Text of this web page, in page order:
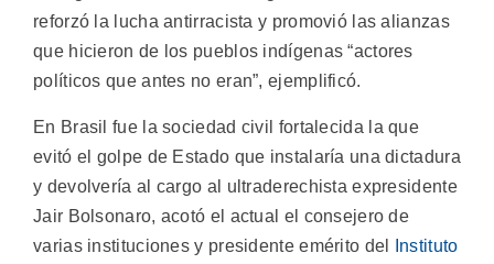
reforzó la lucha antirracista y promovió las alianzas
que hicieron de los pueblos indígenas “actores
políticos que antes no eran”, ejemplificó.
En Brasil fue la sociedad civil fortalecida la que
evitó el golpe de Estado que instalaría una dictadura
y devolvería al cargo al ultraderechista expresidente
Jair Bolsonaro, acotó el actual el consejero de
varias instituciones y presidente emérito del
Instituto